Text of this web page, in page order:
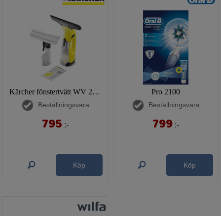
Kärcher fönstertvätt WV 2 Plus
Beställningsvara
795 :-
Köp
Pro 2100
Beställningsvara
799 :-
Köp